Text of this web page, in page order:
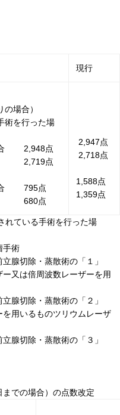
現行
場合）
術を行った場
合
2,948点
合 2,719点
場合795点
合680点
2,947点
2,718点
1,588点
1,359点
れている手術を行った場
手術
腺切除・蒸散術の「１」
周波数レーザーを用
腺切除・蒸散術の「２」
ものツリウムレーザ
腺切除・蒸散術の「３」
での場合）の点数改定